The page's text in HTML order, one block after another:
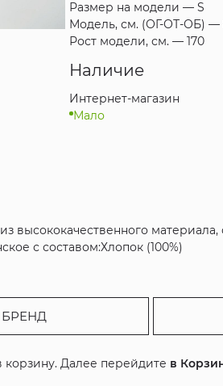
Размер на модели — S
Модель, см. (ОГ-ОТ-ОБ) —
Рост модели, см. — 170
Наличие
Интернет-магазин
Мало
высококачественного
с составом:Хлопок (100%)
БРЕНД
Далее перейдите в